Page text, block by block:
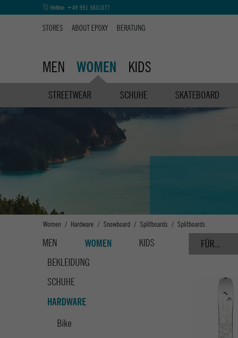
Hotline: +49 991 3831077
STORES ABOUT EPOXY BERATUNG
MEN WOMEN KIDS
STREETWEAR SCHUHE SKATEBOARD
Women Hardware Snowboard Splitboards Splitboards
MEN WOMEN
KIDS
BEKLEIDUNG
SCHUHE
HARDWARE
Bike
FÜR...